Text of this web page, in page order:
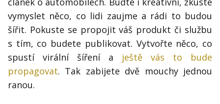
vymyslet něco, co lidi zaujme a rádi to budou
šířit. Pokuste se propojit váš produkt či službu
s tím, co budete publikovat. Vytvořte něco, co
spustí virální šíření a ještě vás to bude
propagovat. Tak zabijete dvě mouchy jednou
ranou.